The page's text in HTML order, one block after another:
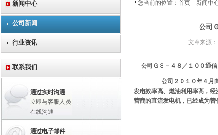
新闻中心
公司新闻
行业资讯
联系我们
通过实时沟通
立即与客服人员
在线沟通
通过电子邮件
您当前的位置： 首页 － 新闻中
公司
文章来源
公司ＧＳ－４８／１００通信
——公司２０１０年４月向中
发电效率高、燃油利用率高，
营商的直流发电机，已经成为